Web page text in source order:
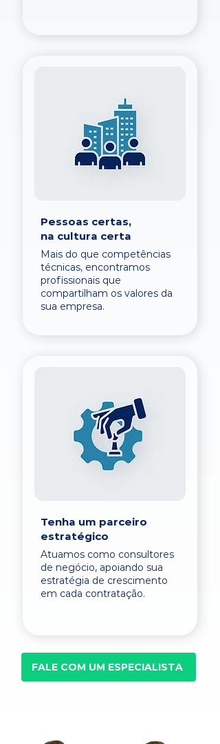
Pessoas certas,
na cultura certa
Mais do que competências
técnicas, encontramos
profissionais que
compartilham os valores da
sua empresa.
Tenha um parceiro
estratégico
Atuamos como consultores
de negócio, apoiando sua
estratégia de crescimento
em cada contratação.
FALE COM UM ESPECIALISTA